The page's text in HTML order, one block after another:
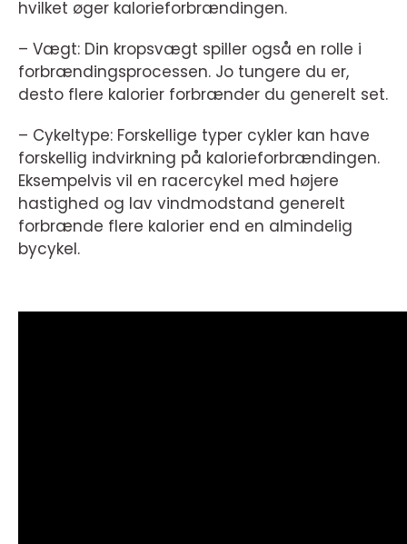
hvilket øger kalorieforbrændingen.
– Vægt: Din kropsvægt spiller også en rolle i
forbrændingsprocessen. Jo tungere du er,
desto flere kalorier forbrænder du generelt set.
– Cykeltype: Forskellige typer cykler kan have
forskellig indvirkning på kalorieforbrændingen.
Eksempelvis vil en racercykel med højere
hastighed og lav vindmodstand generelt
forbrænde flere kalorier end en almindelig
bycykel.